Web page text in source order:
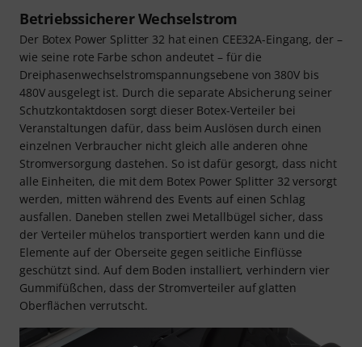
Betriebssicherer Wechselstrom
Der Botex Power Splitter 32 hat einen CEE32A-Eingang, der –
wie seine rote Farbe schon andeutet – für die
Dreiphasenwechselstromspannungsebene von 380V bis
480V ausgelegt ist. Durch die separate Absicherung seiner
Schutzkontaktdosen sorgt dieser Botex-Verteiler bei
Veranstaltungen dafür, dass beim Auslösen durch einen
einzelnen Verbraucher nicht gleich alle anderen ohne
Stromversorgung dastehen. So ist dafür gesorgt, dass nicht
alle Einheiten, die mit dem Botex Power Splitter 32 versorgt
werden, mitten während des Events auf einen Schlag
ausfallen. Daneben stellen zwei Metallbügel sicher, dass
der Verteiler mühelos transportiert werden kann und die
Elemente auf der Oberseite gegen seitliche Einflüsse
geschützt sind. Auf dem Boden installiert, verhindern vier
Gummifüßchen, dass der Stromverteiler auf glatten
Oberflächen verrutscht.